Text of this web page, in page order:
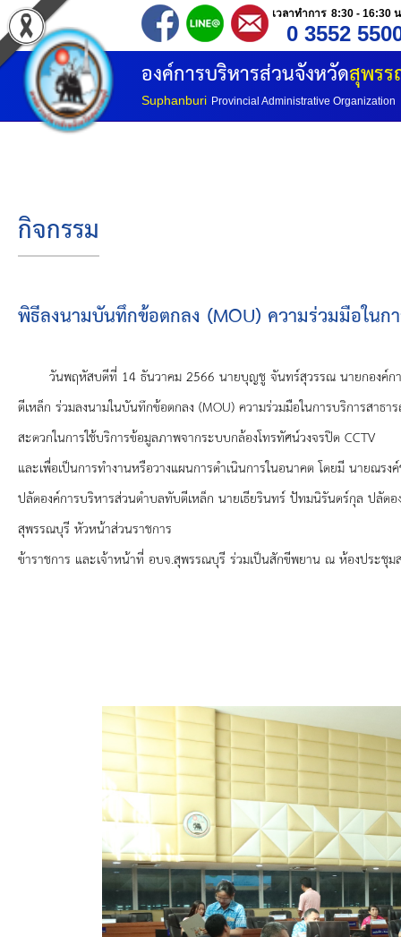
เวลาทำการ 8:30 - 16:30
0 3552
องค์การบริหารส่วนจังหวัดสุพร
Suphanburi Provincial Administrative Organization
หน้าแรก
ประวัติ อบจ
โครงสร้างองค์กร
โครงสร้างการแบ่งส่วนราชการ
ยุทธศาสตร์การพัฒนา
ประวัตินายก
รายการ อบจ.สัมพันธ์
กิจกรรม
ประกาศจัดซื้อ-จัดจ้างภาครัฐ
รายงานผู้ใช้บริการกล้อง CCTV
ข้อมูลการเลือกตั้ง
นโยบายคุ้มครองข้อมูลส่วนบุคคล
ผลงาน
กิจกรรม
พิธีลงนามบันทึกข้อตกลง (MOU) ความร่วมมือในก
วันพฤหัสบดีที่ 14 ธันวาคม 2566 นายบุญชู จันทร์สุวรรณ นายกองค์กา
ตีเหล็ก ร่วมลงนามในบันทึกข้อตกลง (MOU) ความร่วมมือในการบริการสาธ
สะดวกในการใช้บริการข้อมูลภาพจากระบบกล้องโทรทัศน์วงจรปิด CCTV
และเพื่อเป็นการทำงานหรือวางแผนการดำเนินการในอนาคต โดยมี นายณรง
ปลัดองค์การบริหารส่วนตำบลทับตีเหล็ก นายเธียรินทร์ ปัทมนิรันดร์กุล ปลัด
สุพรรณบุรี หัวหน้าส่วนราชการ
ข้าราชการ และเจ้าหน้าที่ อบจ.สุพรรณบุรี ร่วมเป็นสักขีพยาน ณ ห้องประชุ